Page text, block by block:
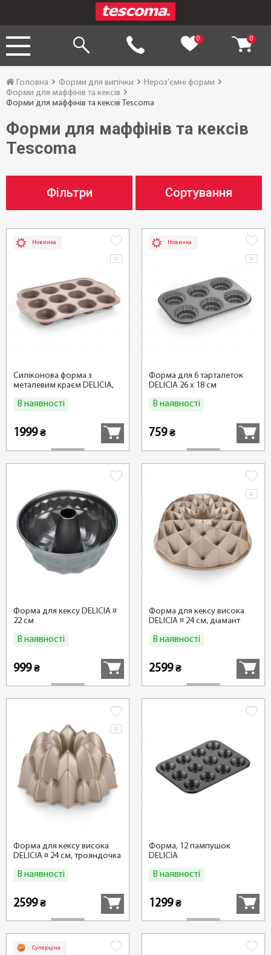
0 0
Головна Форми для випічки
Нероз'ємні форми
Форми для маффінів та кексів
Форми для маффінів та кексів Tescoma
Форми для маффінів та кексів
Tescoma
Фільтри Сортування
Новинка
Силіконова форма з
металевим краєм DELICIA,
В наявності
1999₴
Новинка
Форма для 6 тарталеток
DELICIA 26 х 18 см
В наявності
759₴
Форма для кексу DELICIA ¤
22 см
В наявності
999₴
Форма для кексу висока
DELICIA ¤ 24 см, діамант
В наявності
2599₴
Форма для кексу висока
DELICIA ¤ 24 см, трояндочка
В наявності
2599₴
Форма, 12 пампушок
DELICIA
В наявності
1299₴
Суперціна